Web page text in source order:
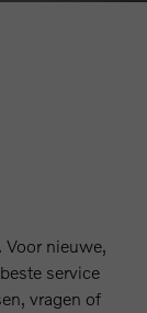
Voor nieuwe,
service
vragen of